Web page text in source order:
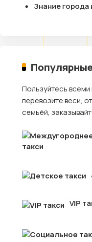
Знание города
Пользуйтесь всеми
перевозите веси,
семьёй,
VIP